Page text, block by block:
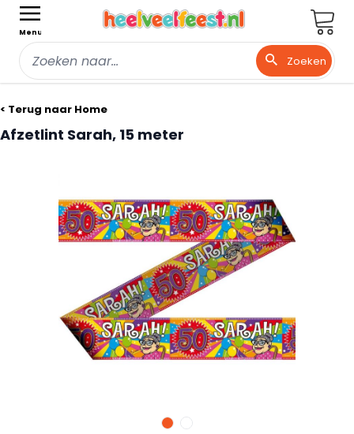
Menu
Zoeken
< Terug naar Home
Afzetlint Sarah, 15 meter